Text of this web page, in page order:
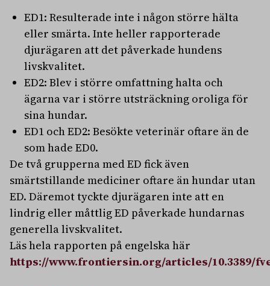
ED1: Resulterade inte i någon större hälta
eller smärta. Inte heller rapporterade
djurägaren att det påverkade hundens
livskvalitet.
ED2: Blev i större omfattning halta och
ägarna var i större utsträckning oroliga för
sina hundar.
ED1 och ED2: Besökte veterinär oftare än de
som hade ED0.
De två grupperna med ED fick även
smärtstillande mediciner oftare än hundar utan
ED. Däremot tyckte djurägaren inte att en
lindrig eller måttlig ED påverkade hundarnas
generella livskvalitet.
Läs hela rapporten på engelska här
https://www.frontiersin.org/articles/10.3389/